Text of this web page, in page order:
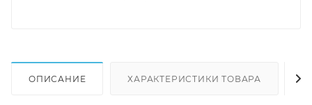
ОПИСАНИЕ ХАРАКТЕРИСТИКИ ТОВАРА